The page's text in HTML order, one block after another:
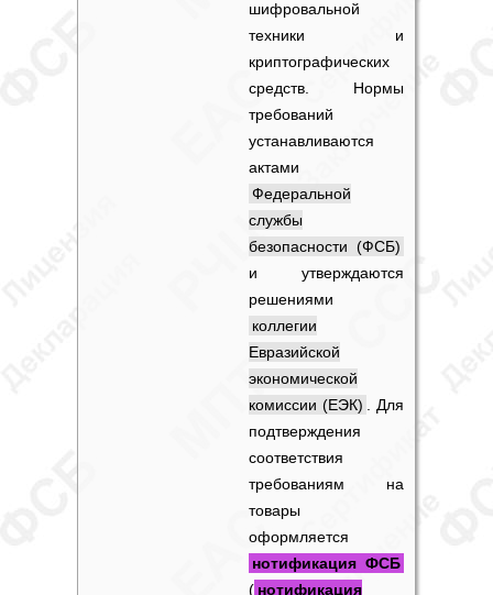
шифровальной
техники и
криптографических
средств. Нормы
требований
устанавливаются
актами
Федеральной
службы
безопасности (ФСБ)
и утверждаются
решениями
коллегии
Евразийской
экономической
комиссии (ЕЭК)
. Для
подтверждения
соответствия
требованиям на
товары
оформляется
нотификация ФСБ
( нотификация